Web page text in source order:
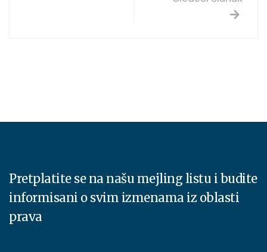
Pretplatite se na našu mejling listu i budite
informisani o svim izmenama iz oblasti
prava